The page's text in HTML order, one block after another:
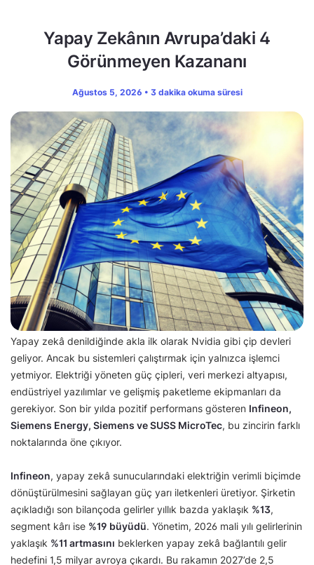
Yapay Zekânın Avrupa’daki 4
Görünmeyen Kazananı
Ağustos 5, 2026 • 3 dakika okuma süresi
Yapay zekâ denildiğinde akla ilk olarak Nvidia gibi çip devleri
geliyor. Ancak bu sistemleri çalıştırmak için yalnızca işlemci
yetmiyor. Elektriği yöneten güç çipleri, veri merkezi altyapısı,
endüstriyel yazılımlar ve gelişmiş paketleme ekipmanları da
gerekiyor. Son bir yılda pozitif performans gösteren Infineon,
Siemens Energy, Siemens ve SUSS MicroTec, bu zincirin farklı
noktalarında öne çıkıyor.
Infineon, yapay zekâ sunucularındaki elektriğin verimli biçimde
dönüştürülmesini sağlayan güç yarı iletkenleri üretiyor. Şirketin
açıkladığı son bilançoda gelirler yıllık bazda yaklaşık %13,
segment kârı ise %19 büyüdü. Yönetim, 2026 mali yılı gelirlerinin
yaklaşık %11 artmasını beklerken yapay zekâ bağlantılı gelir
hedefini 1,5 milyar avroya çıkardı. Bu rakamın 2027’de 2,5